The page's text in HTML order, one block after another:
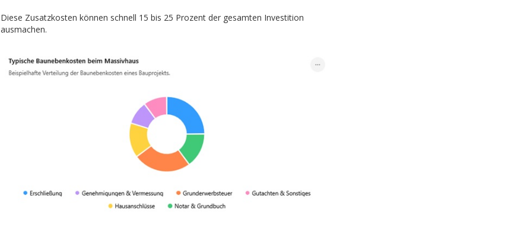
Diese Zusatzkosten können schnell 15 bis 25 Prozent der gesamten Investition
ausmachen.